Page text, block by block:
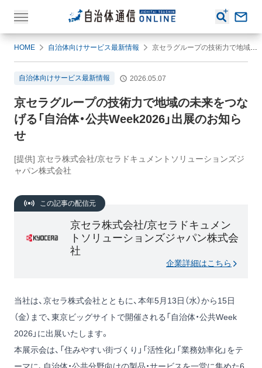
HOME 自治体向けサービス最新情報 京セラグループの技術力で地域の未来をつなげる「自治体・公共Week2026」出展のお知らせ
自治体向けサービス最新情報 2026.05.07
京セラグループの技術力で地域の未来をつな
げる「自治体・公共Week2026」出展のお知ら
せ
[提供] 京セラ株式会社/京セラドキュメントソリューションズジ
ャパン株式会社
この記事の配信元
京セラ株式会社/京セラドキュメン
トソリューションズジャパン株式会
社
企業詳細はこちら
当社は、京セラ株式会社とともに、本年5月13日（水）から15日
（金）まで、東京ビッグサイトで開催される「自治体・公共Week
2026」に出展いたします。
本展示会は、「住みやすい街づくり」「活性化」「業務効率化」をテ